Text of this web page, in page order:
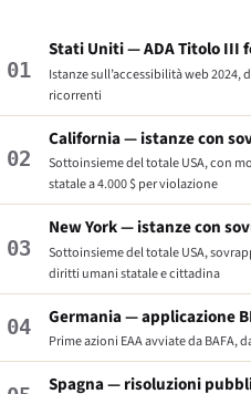
01
Stati Uniti — ADA Titolo III
Istanze sull’accessibilità web
ricorrenti
02
California — istanze con
Sottoinsieme del totale USA, con
statale a 4.000 $ per violazione
03
New York — istanze con
Sottoinsieme del totale USA,
diritti umani statale e cittadina
04 Germania — applicazione
Prime azioni EAA avviate da BAFA,
Spagna — risoluzioni